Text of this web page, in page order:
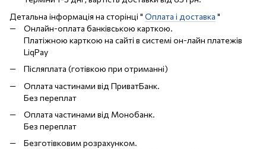
Детальна інформація на сторінці " Оплата і доставка "
Онлайн-оплата банківською карткою.
Платіжною карткою на сайті в системі он-лайн платежів
LiqPay
Післяплата (готівкою при отриманні)
Оплата частинами від ПриватБанк.
Без переплат
Оплата частинами від Монобанк.
Без переплат
Безготівковим розрахунком.